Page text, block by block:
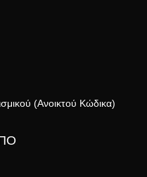
(Ανοικτού Κώδικα)